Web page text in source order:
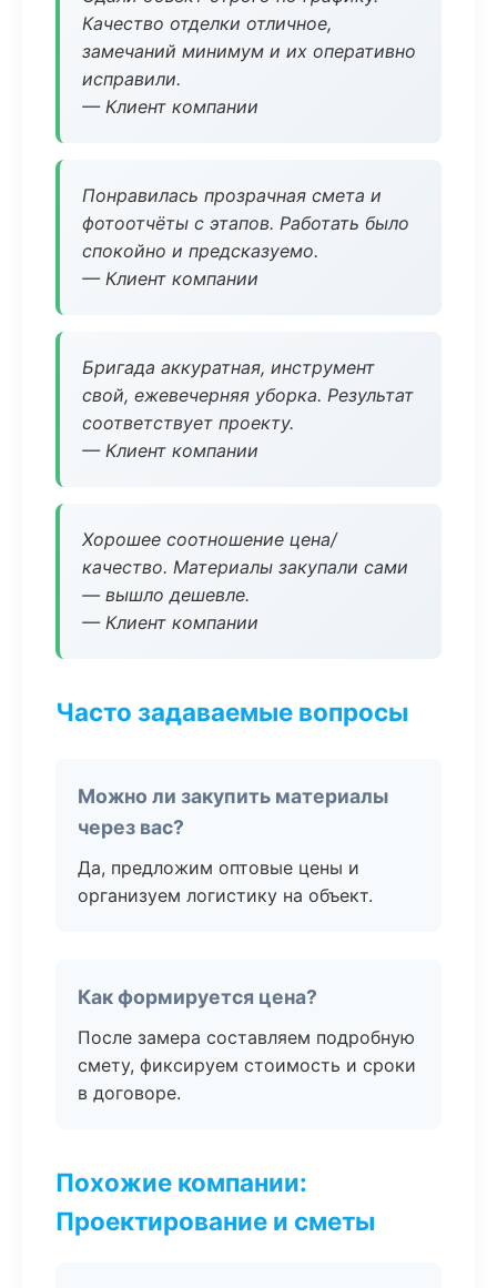
Качество отделки отличное,
замечаний минимум и их оперативно
исправили.
— Клиент компании
Понравилась прозрачная смета и
фотоотчёты с этапов. Работать было
спокойно и предсказуемо.
— Клиент компании
Бригада аккуратная, инструмент
свой, ежевечерняя уборка. Результат
соответствует проекту.
— Клиент компании
Хорошее соотношение цена/
качество. Материалы закупали сами
— вышло дешевле.
— Клиент компании
Часто задаваемые вопросы
Можно ли закупить материалы
через вас?
Да, предложим оптовые цены и
организуем логистику на объект.
Как формируется цена?
После замера составляем подробную
смету, фиксируем стоимость и сроки
в договоре.
Похожие компании:
Проектирование и сметы